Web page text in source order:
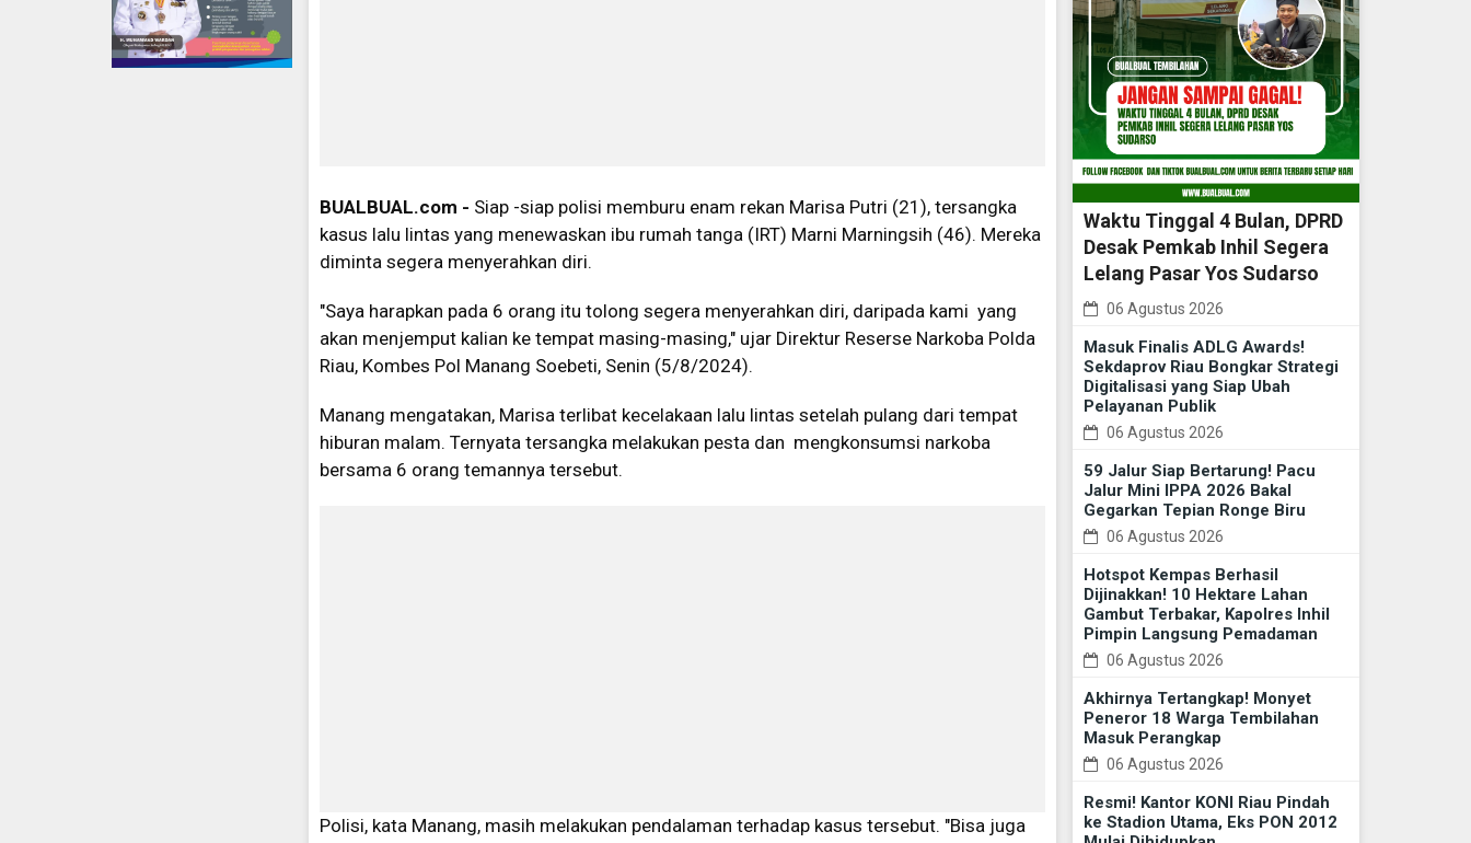
BUALBUAL.com - Siap -siap polisi memburu enam rekan Marisa Putri (21), tersangka
kasus lalu lintas yang menewaskan ibu rumah tanga (IRT) Marni Marningsih (46). Mereka
diminta segera menyerahkan diri.
"Saya harapkan pada 6 orang itu tolong segera menyerahkan diri, daripada kami yang
akan menjemput kalian ke tempat masing-masing," ujar Direktur Reserse Narkoba Polda
Riau, Kombes Pol Manang Soebeti, Senin (5/8/2024).
Manang mengatakan, Marisa terlibat kecelakaan lalu lintas setelah pulang dari tempat
hiburan malam. Ternyata tersangka melakukan pesta dan mengkonsumsi narkoba
bersama 6 orang temannya tersebut.
Polisi, kata Manang, masih melakukan pendalaman terhadap kasus tersebut. "Bisa juga
Waktu Tinggal 4 Bulan, DPRD
Desak Pemkab Inhil Segera
Lelang Pasar Yos Sudarso
06 Agustus 2026
Masuk Finalis ADLG Awards!
Sekdaprov Riau Bongkar Strategi
Digitalisasi yang Siap Ubah
Pelayanan Publik
06 Agustus 2026
59 Jalur Siap Bertarung! Pacu
Jalur Mini IPPA 2026 Bakal
Gegarkan Tepian Ronge Biru
06 Agustus 2026
Hotspot Kempas Berhasil
Dijinakkan! 10 Hektare Lahan
Gambut Terbakar, Kapolres Inhil
Pimpin Langsung Pemadaman
06 Agustus 2026
Akhirnya Tertangkap! Monyet
Peneror 18 Warga Tembilahan
Masuk Perangkap
06 Agustus 2026
Resmi! Kantor KONI Riau Pindah
ke Stadion Utama, Eks PON 2012